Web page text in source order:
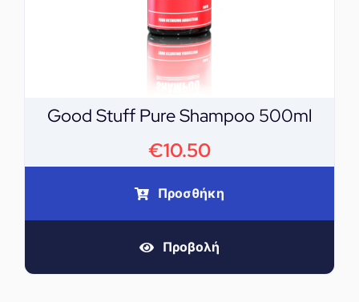
Good Stuff Pure Shampoo 500ml
€10.50
Προσθήκη
Προβολή